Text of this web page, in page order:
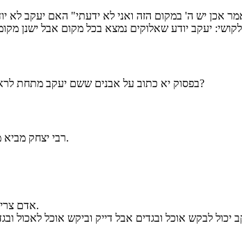
בפסוק יא כתוב על אבנים ששם יעקב מתחת לראשו ואילו בפסוק י"ח מדובר על אבן שהוא לקח מתחת לראשו והפכה למצבה. כיצד ניתן להבין את הקושי?
1. רבי יצחק מביא מדרש שהאבנים שהיו מתחת לראש יעקב נהפכו לאבן אחת כי רצו להיות כולן מתחת לראשו של יעקב.
אדם צריך לחפש לו אישה טובה גם אם זה אומר שהוא צריך לנדוד לשם כך ולהשקיע מאמצים לחיפוש הבן/בת זוג.